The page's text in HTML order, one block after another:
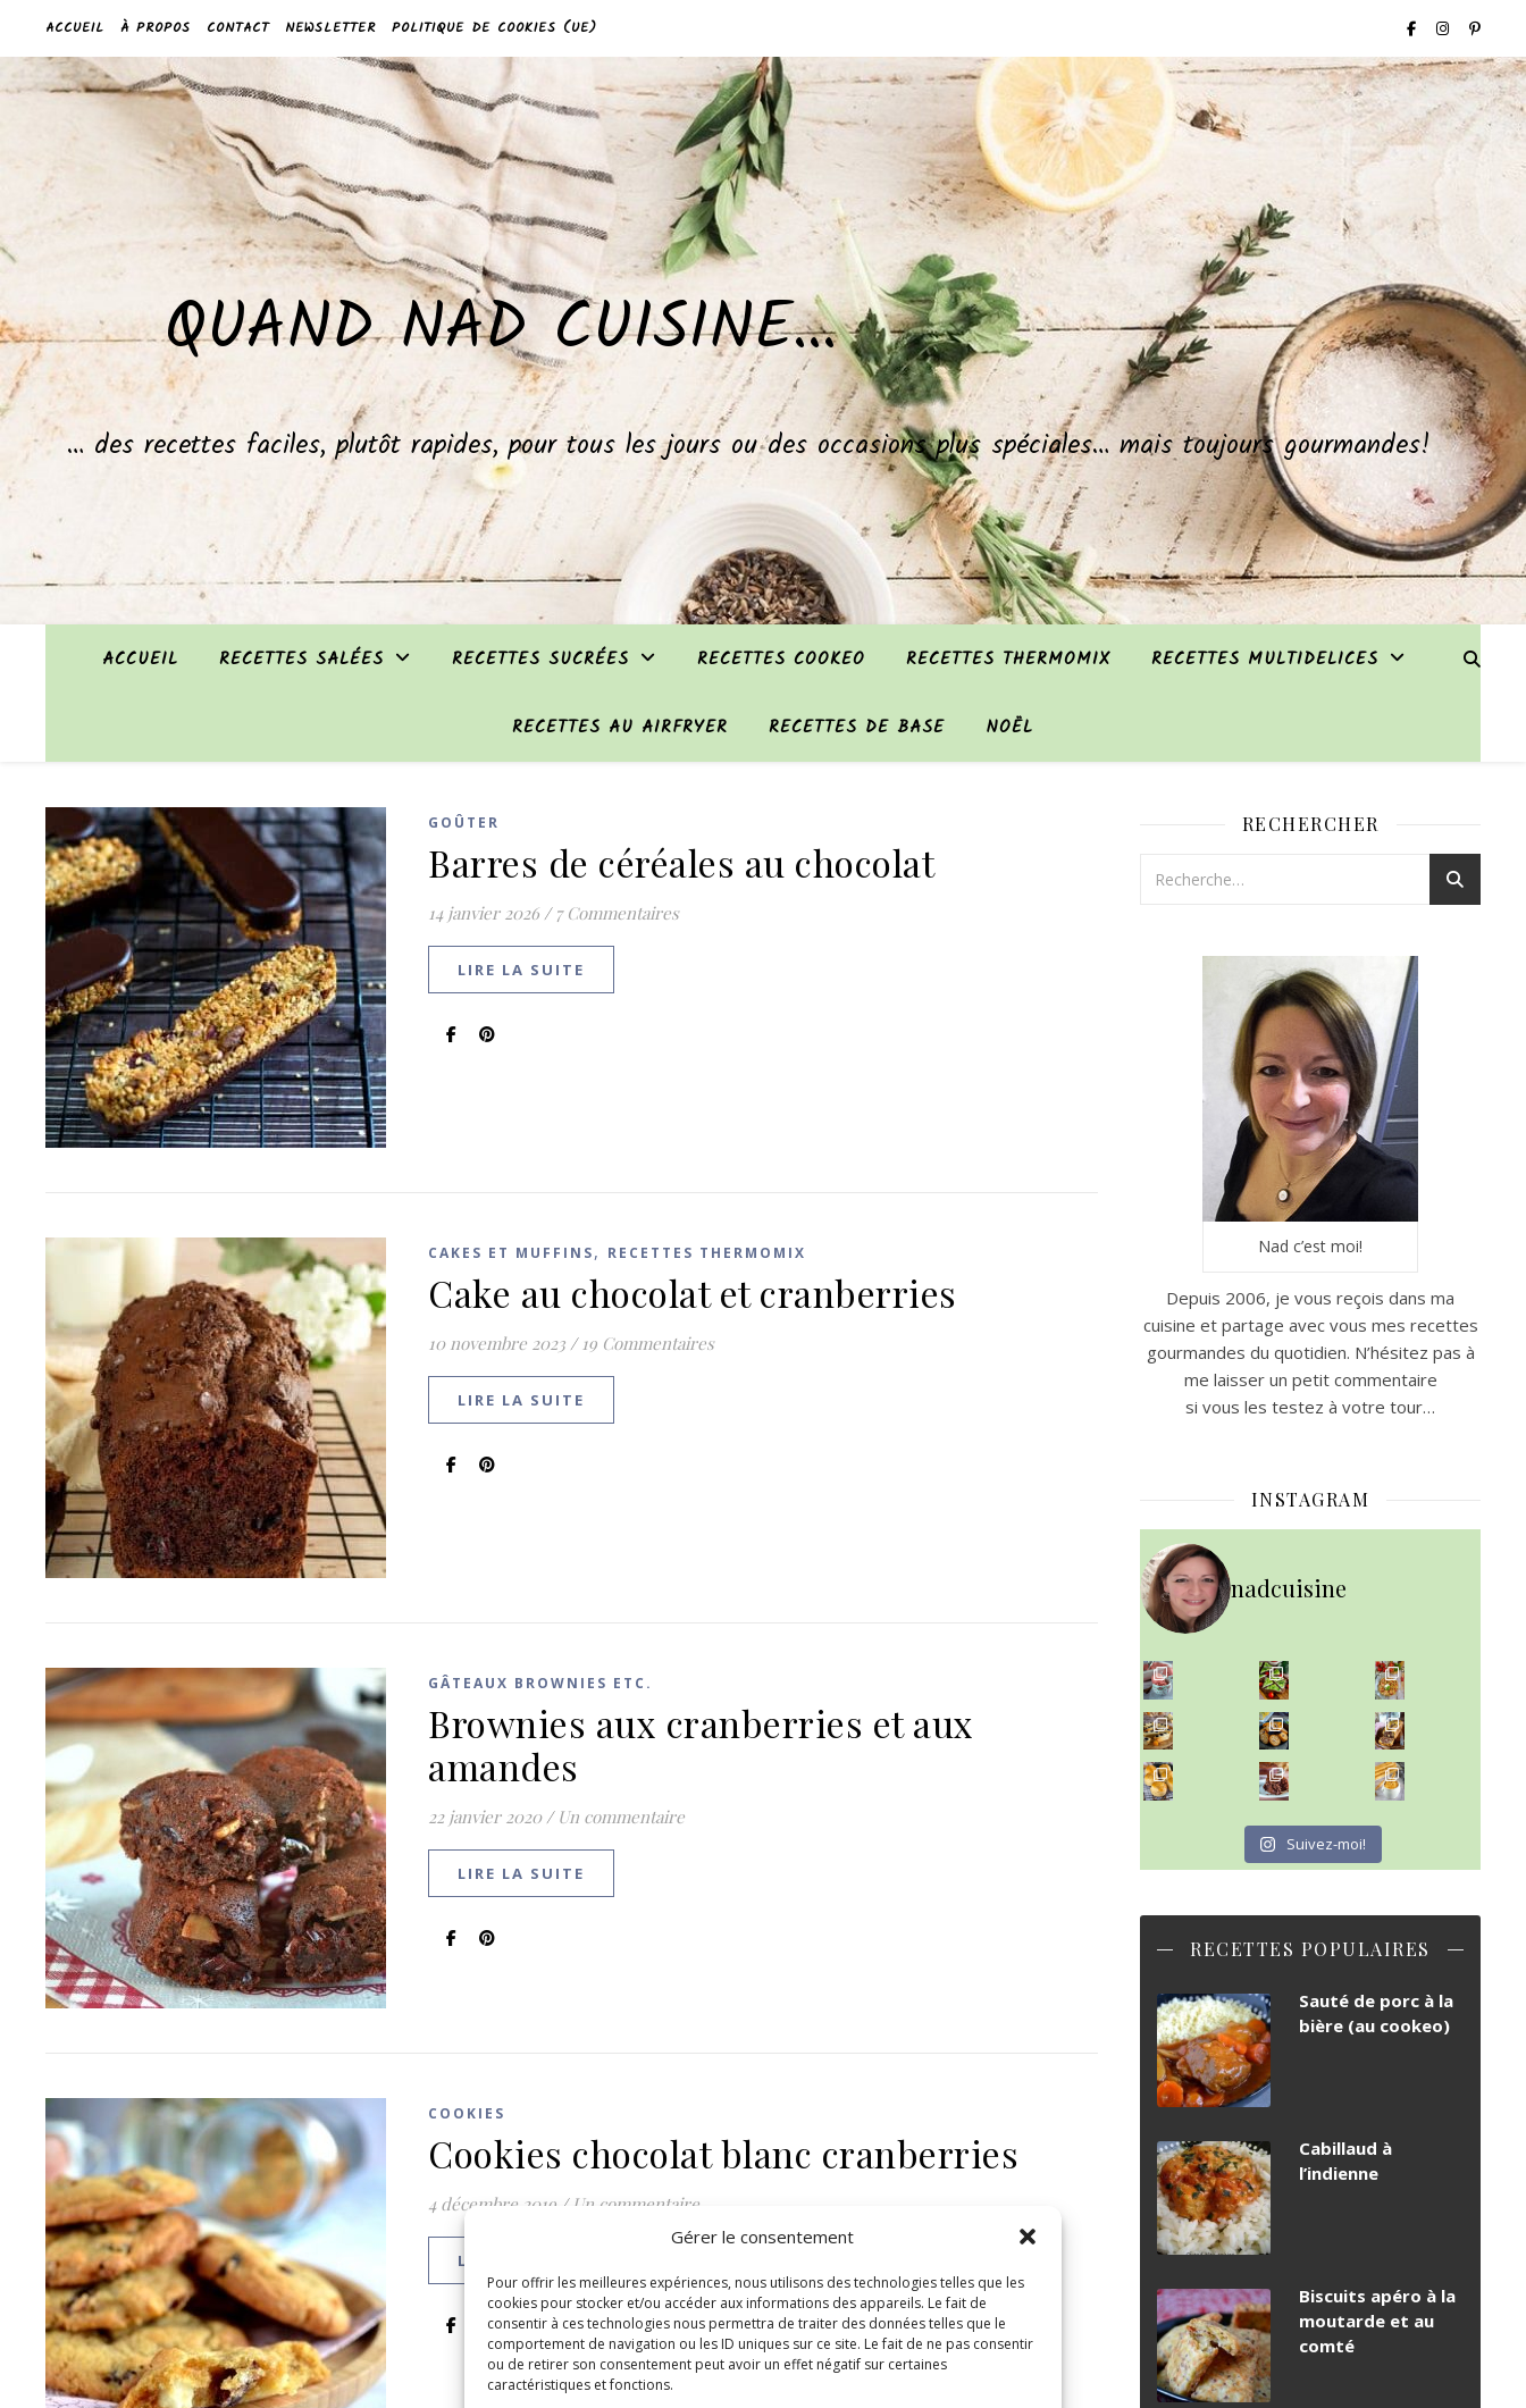
Gérer le consentement
Pour offrir les meilleures expériences, nous utilisons des technologies telles que les
cookies pour stocker et/ou accéder aux informations des appareils. Le fait de
consentir à ces technologies nous permettra de traiter des données telles que le
comportement de navigation ou les ID uniques sur ce site. Le fait de ne pas consentir
ou de retirer son consentement peut avoir un effet négatif sur certaines
caractéristiques et fonctions.
ACCUEIL À PROPOS CONTACT NEWSLETTER POLITIQUE DE COOKIES (UE)
QUAND NAD CUISINE…
… des recettes faciles, plutôt rapides, pour tous les jours ou des occasions plus spéciales… mais toujours gourmandes!
ACCUEIL RECETTES SALÉES RECETTES SUCRÉES RECETTES COOKEO RECETTES THERMOMIX RECETTES MULTIDELICES
RECETTES AU AIRFRYER RECETTES DE BASE NOËL
GOÛTER
Barres de céréales au chocolat
14 janvier 2026 / 7 Commentaires
LIRE LA SUITE
CAKES ET MUFFINS, RECETTES THERMOMIX
Cake au chocolat et cranberries
10 novembre 2023 / 19 Commentaires
LIRE LA SUITE
GÂTEAUX BROWNIES ETC.
Brownies aux cranberries et aux
amandes
22 janvier 2020 / Un commentaire
LIRE LA SUITE
COOKIES
Cookies chocolat blanc cranberries
4 décembre 2019 / Un commentaire
LIRE LA SUITE
RECHERCHER
Nad c’est moi!
Depuis 2006, je vous reçois dans ma
cuisine et partage avec vous mes recettes
gourmandes du quotidien. N’hésitez pas à
me laisser un petit commentaire
si vous les testez à votre tour…
INSTAGRAM
nadcuisine
~ NICE CREAM À LA FRAISE ~
Presque un mois que
~ SALADE DE PÂTES AUX DEUX TOMATES THON ET BURRA
~ FINANCIERS MYRTILLES ET CITRON ~
Aujourd'hu
~ BUNS MAISON ~
Un peu de boulange par ici au
~ GÂTEAU FONDANT CHOCO NOISETTE ~
C'est lundi
Suivez-moi!
RECETTES POPULAIRES
Sauté de porc à la
bière (au cookeo)
Cabillaud à
l’indienne
Biscuits apéro à la
moutarde et au
comté